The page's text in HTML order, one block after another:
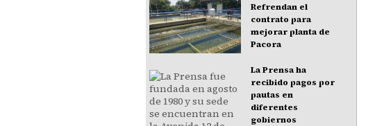
Refrendan el
contrato para
mejorar planta de
Pacora
La Prensa ha
recibido pagos por
pautas en
diferentes
gobiernos